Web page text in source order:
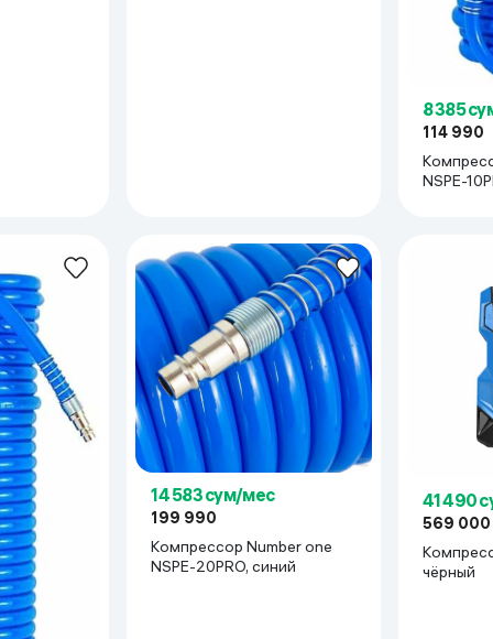
8 385
114 990
NSPE-
14 583 сум/мес
199 990
Компрессор Number one
NSPE-20PRO, синий
41 490
569 000
чёрный